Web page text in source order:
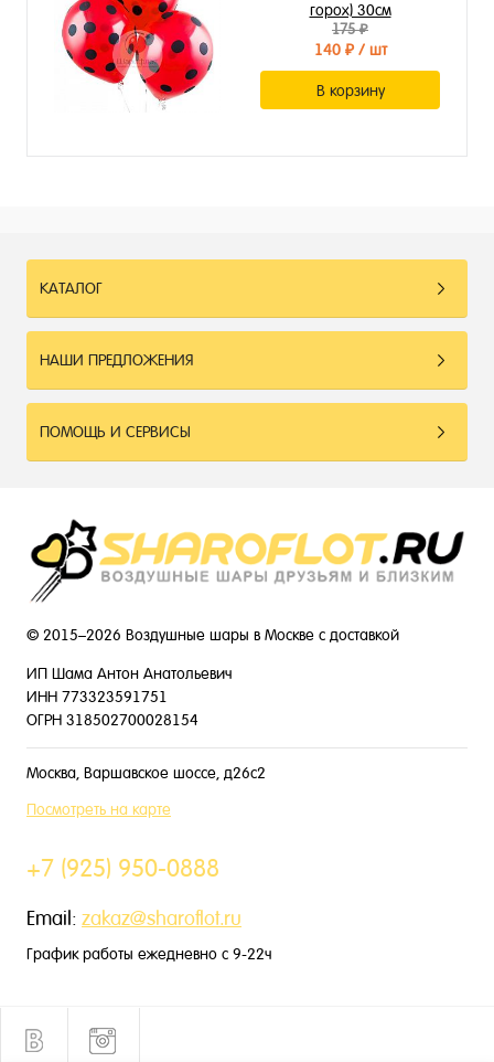
горох) 30см
175 ₽
140 ₽/ шт
В корзину
КАТАЛОГ
НАШИ ПРЕДЛОЖЕНИЯ
ПОМОЩЬ И СЕРВИСЫ
© 2015–2026 Воздушные шары в Москве с доставкой
ИП Шама Антон Анатольевич
ИНН 773323591751
ОГРН 318502700028154
Москва, Варшавское шоссе, д26с2
Посмотреть на карте
+7 (925) 950-0888
Email: zakaz@sharoflot.ru
График работы ежедневно с 9-22ч